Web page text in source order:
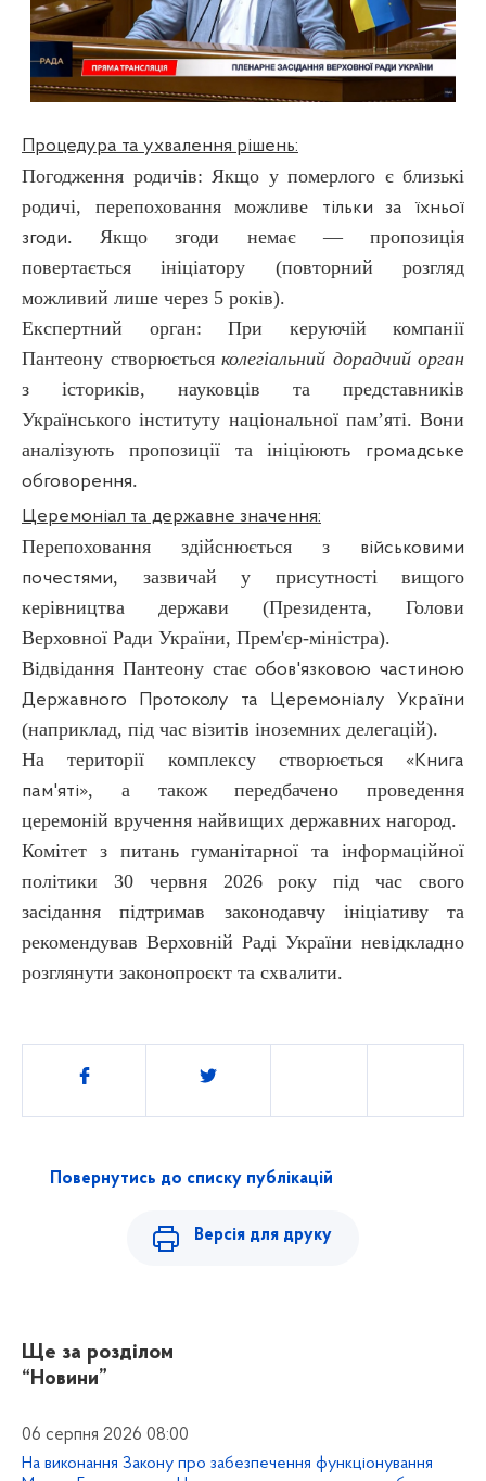
Процедура та ухвалення рішень:
Погодження родичів: Якщо у померлого є близькі
родичі, перепоховання можливе тільки за їхньої
згоди. Якщо згоди немає — пропозиція
повертається ініціатору (повторний розгляд
можливий лише через 5 років).
Експертний орган: При керуючій компанії
Пантеону створюється колегіальний дорадчий орган
з істориків, науковців та представників
Українського інституту національної пам’яті. Вони
аналізують пропозиції та ініціюють громадське
обговорення.
Церемоніал та державне значення:
Перепоховання здійснюється з військовими
почестями, зазвичай у присутності вищого
керівництва держави (Президента, Голови
Верховної Ради України, Прем'єр-міністра).
Відвідання Пантеону стаєобов'язковою частиною
Державного Протоколу та Церемоніалу України
(наприклад, під час візитів іноземних делегацій).
На території комплексу створюється «Книга
пам'яті», а також передбачено проведення
церемоній вручення найвищих державних нагород.
Комітет з питань гуманітарної та інформаційної
політики 30 червня 2026 року під час свого
засідання підтримав законодавчу ініціативу та
рекомендував Верховній Раді України невідкладно
розглянути законопроєкт та схвалити.
Поділитись
Повернутись до списку публікацій
Версія для друку
Ще за розділом
“Новини”
06 серпня 2026 08:00
На виконання Закону про забезпечення функціонування